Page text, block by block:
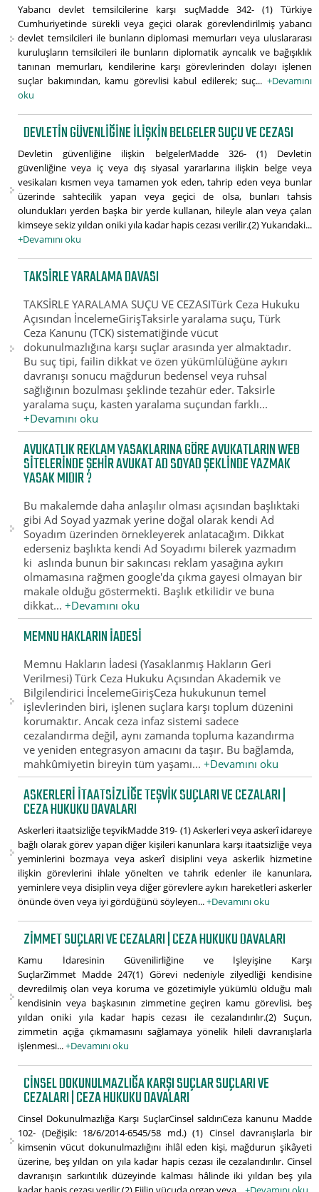
Yabancı devlet temsilcilerine karşı suçMadde 342- (1) Türkiye
Cumhuriyetinde sürekli veya geçici olarak görevlendirilmiş yabancı
devlet temsilcileri ile bunların diplomasi memurları veya uluslararası
kuruluşların temsilcileri ile bunların diplomatik ayrıcalık ve bağışıklık
tanınan memurları, kendilerine karşı görevlerinden dolayı işlenen
suçlar bakımından, kamu görevlisi kabul edilerek; suç... +Devamını
oku
DEVLETIN GÜVENLIĞINE ILIŞKIN BELGELER SUÇU VE CEZASI
Devletin güvenliğine ilişkin belgelerMadde 326- (1) Devletin
güvenliğine veya iç veya dış siyasal yararlarına ilişkin belge veya
vesikaları kısmen veya tamamen yok eden, tahrip eden veya bunlar
üzerinde sahtecilik yapan veya geçici de olsa, bunları tahsis
olundukları yerden başka bir yerde kullanan, hileyle alan veya çalan
kimseye sekiz yıldan oniki yıla kadar hapis cezası verilir.(2) Yukarıdaki...
+Devamını oku
TAKSIRLE YARALAMA DAVASI
TAKSİRLE YARALAMA SUÇU VE CEZASITürk Ceza Hukuku
Açısından İncelemeGirişTaksirle yaralama suçu, Türk
Ceza Kanunu (TCK) sistematiğinde vücut
dokunulmazlığına karşı suçlar arasında yer almaktadır.
Bu suç tipi, failin dikkat ve özen yükümlülüğüne aykırı
davranışı sonucu mağdurun bedensel veya ruhsal
sağlığının bozulması şeklinde tezahür eder. Taksirle
yaralama suçu, kasten yaralama suçundan farklı...
+Devamını oku
AVUKATLIK REKLAM YASAKLARINA GÖRE AVUKATLARIN WEB
SITELERINDE ŞEHİR AVUKAT AD SOYAD ŞEKLINDE YAZMAK
YASAK MIDIR ?
Bu makalemde daha anlaşılır olması açısından başlıktaki
gibi Ad Soyad yazmak yerine doğal olarak kendi Ad
Soyadım üzerinden örnekleyerek anlatacağım. Dikkat
ederseniz başlıkta kendi Ad Soyadımı bilerek yazmadım
ki aslında bunun bir sakıncası reklam yasağına aykırı
olmamasına rağmen google'da çıkma gayesi olmayan bir
makale olduğu göstermekti. Başlık etkilidir ve buna
dikkat...+Devamını oku
MEMNU HAKLARIN İADESI
Memnu Hakların İadesi (Yasaklanmış Hakların Geri
Verilmesi) Türk Ceza Hukuku Açısından Akademik ve
Bilgilendirici İncelemeGirişCeza hukukunun temel
işlevlerinden biri, işlenen suçlara karşı toplum düzenini
korumaktır. Ancak ceza infaz sistemi sadece
cezalandırma değil, aynı zamanda topluma kazandırma
ve yeniden entegrasyon amacını da taşır. Bu bağlamda,
mahkûmiyetin bireyin tüm yaşamı...+Devamını oku
ASKERLERI ITAATSIZLIĞE TEŞVIK SUÇLARI VE CEZALARI |
CEZA HUKUKU DAVALARI
Askerleri itaatsizliğe teşvikMadde 319- (1) Askerleri veya askerî idareye
bağlı olarak görev yapan diğer kişileri kanunlara karşı itaatsizliğe veya
yeminlerini bozmaya veya askerî disiplini veya askerlik hizmetine
ilişkin görevlerini ihlale yönelten ve tahrik edenler ile kanunlara,
yeminlere veya disiplin veya diğer görevlere aykırı hareketleri askerler
önünde öven veya iyi gördüğünü söyleyen...+Devamını oku
ZIMMET SUÇLARI VE CEZALARI | CEZA HUKUKU DAVALARI
Kamu İdaresinin Güvenilirliğine ve İşleyişine Karşı
SuçlarZimmet Madde 247(1) Görevi nedeniyle zilyedliği kendisine
devredilmiş olan veya koruma ve gözetimiyle yükümlü olduğu malı
kendisinin veya başkasının zimmetine geçiren kamu görevlisi, beş
yıldan oniki yıla kadar hapis cezası ile cezalandırılır.(2) Suçun,
zimmetin açığa çıkmamasını sağlamaya yönelik hileli davranışlarla
işlenmesi...+Devamını oku
CINSEL DOKUNULMAZLIĞA KARŞI SUÇLAR SUÇLARI VE
CEZALARI | CEZA HUKUKU DAVALARI
Cinsel Dokunulmazlığa Karşı SuçlarCinsel saldırıCeza kanunu Madde
102- (Değişik: 18/6/2014-6545/58 md.) (1) Cinsel davranışlarla bir
kimsenin vücut dokunulmazlığını ihlâl eden kişi, mağdurun şikâyeti
üzerine, beş yıldan on yıla kadar hapis cezası ile cezalandırılır. Cinsel
davranışın sarkıntılık düzeyinde kalması hâlinde iki yıldan beş yıla